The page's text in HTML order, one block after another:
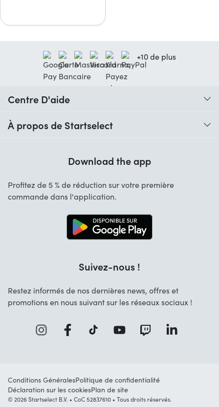
+10 de plus
Centre D'aide
Aide avec les codes
Contact
À propos de Startselect
Startselect App
Recrutement
Solutions d'entreprise
Download the app
Profitez de 5 % de réduction sur votre première
commande dans l'application.
Suivez-nous !
Restez informés de nos dernières news, offres et
promotions en nous suivant sur les réseaux sociaux !
Conditions GénéralesPolitique de confidentialité
Déclaration sur les cookiesPlan de site
© 2026 Startselect B.V. • CoC 52837610 • Tous droits réservés.